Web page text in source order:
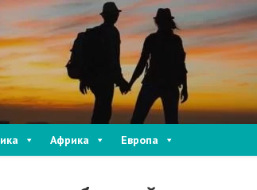
Африка Европа